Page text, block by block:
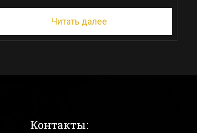
Читать далее
Контакты: